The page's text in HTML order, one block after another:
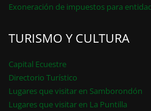
Exoneración de impuestos para
TURISMO Y CULTURA
Capital Ecuestre
Directorio Turístico
Lugares que visitar en Samborondón
Lugares que visitar en La Puntilla